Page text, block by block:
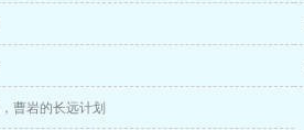
曹岩的长远计划